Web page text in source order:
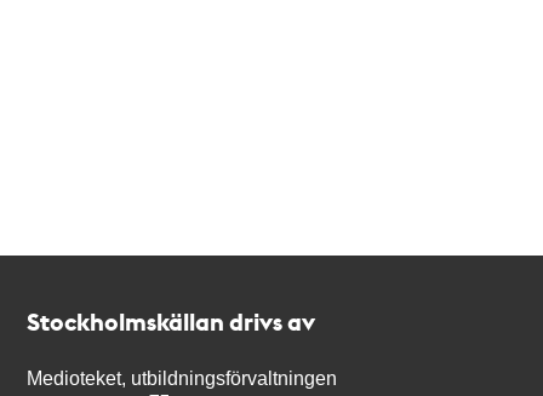
Stockholmskällan drivs av
Medioteket, utbildningsförvaltningen